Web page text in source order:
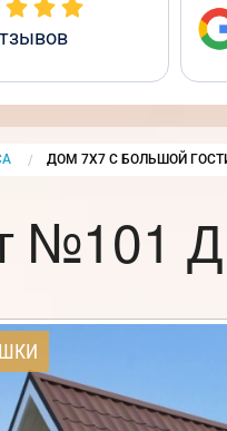
CURRENT:
ДОМ 7Х7 С БОЛЬШОЙ
№101